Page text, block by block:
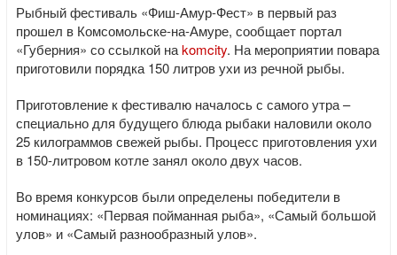
Рыбный фестиваль «Фиш-Амур-Фест» в первый раз
прошел в Комсомольске-на-Амуре, сообщает портал
«Губерния» со ссылкой наkomcity. На мероприятии повара
приготовили порядка 150 литров ухи из речной рыбы.
Приготовление к фестивалю началось с самого утра –
специально для будущего блюда рыбаки наловили около
25 килограммов свежей рыбы. Процесс приготовления ухи
в 150-литровом котле занял около двух часов.
Во время конкурсов были определены победители в
номинациях: «Первая пойманная рыба», «Самый большой
улов» и «Самый разнообразный улов».